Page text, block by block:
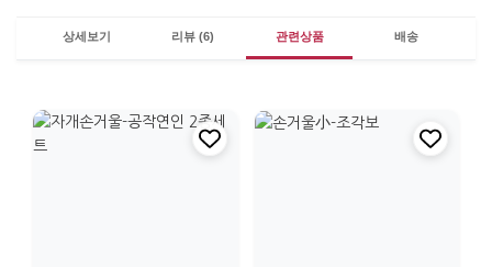
상세보기 리뷰 (6) 관련상품 배송